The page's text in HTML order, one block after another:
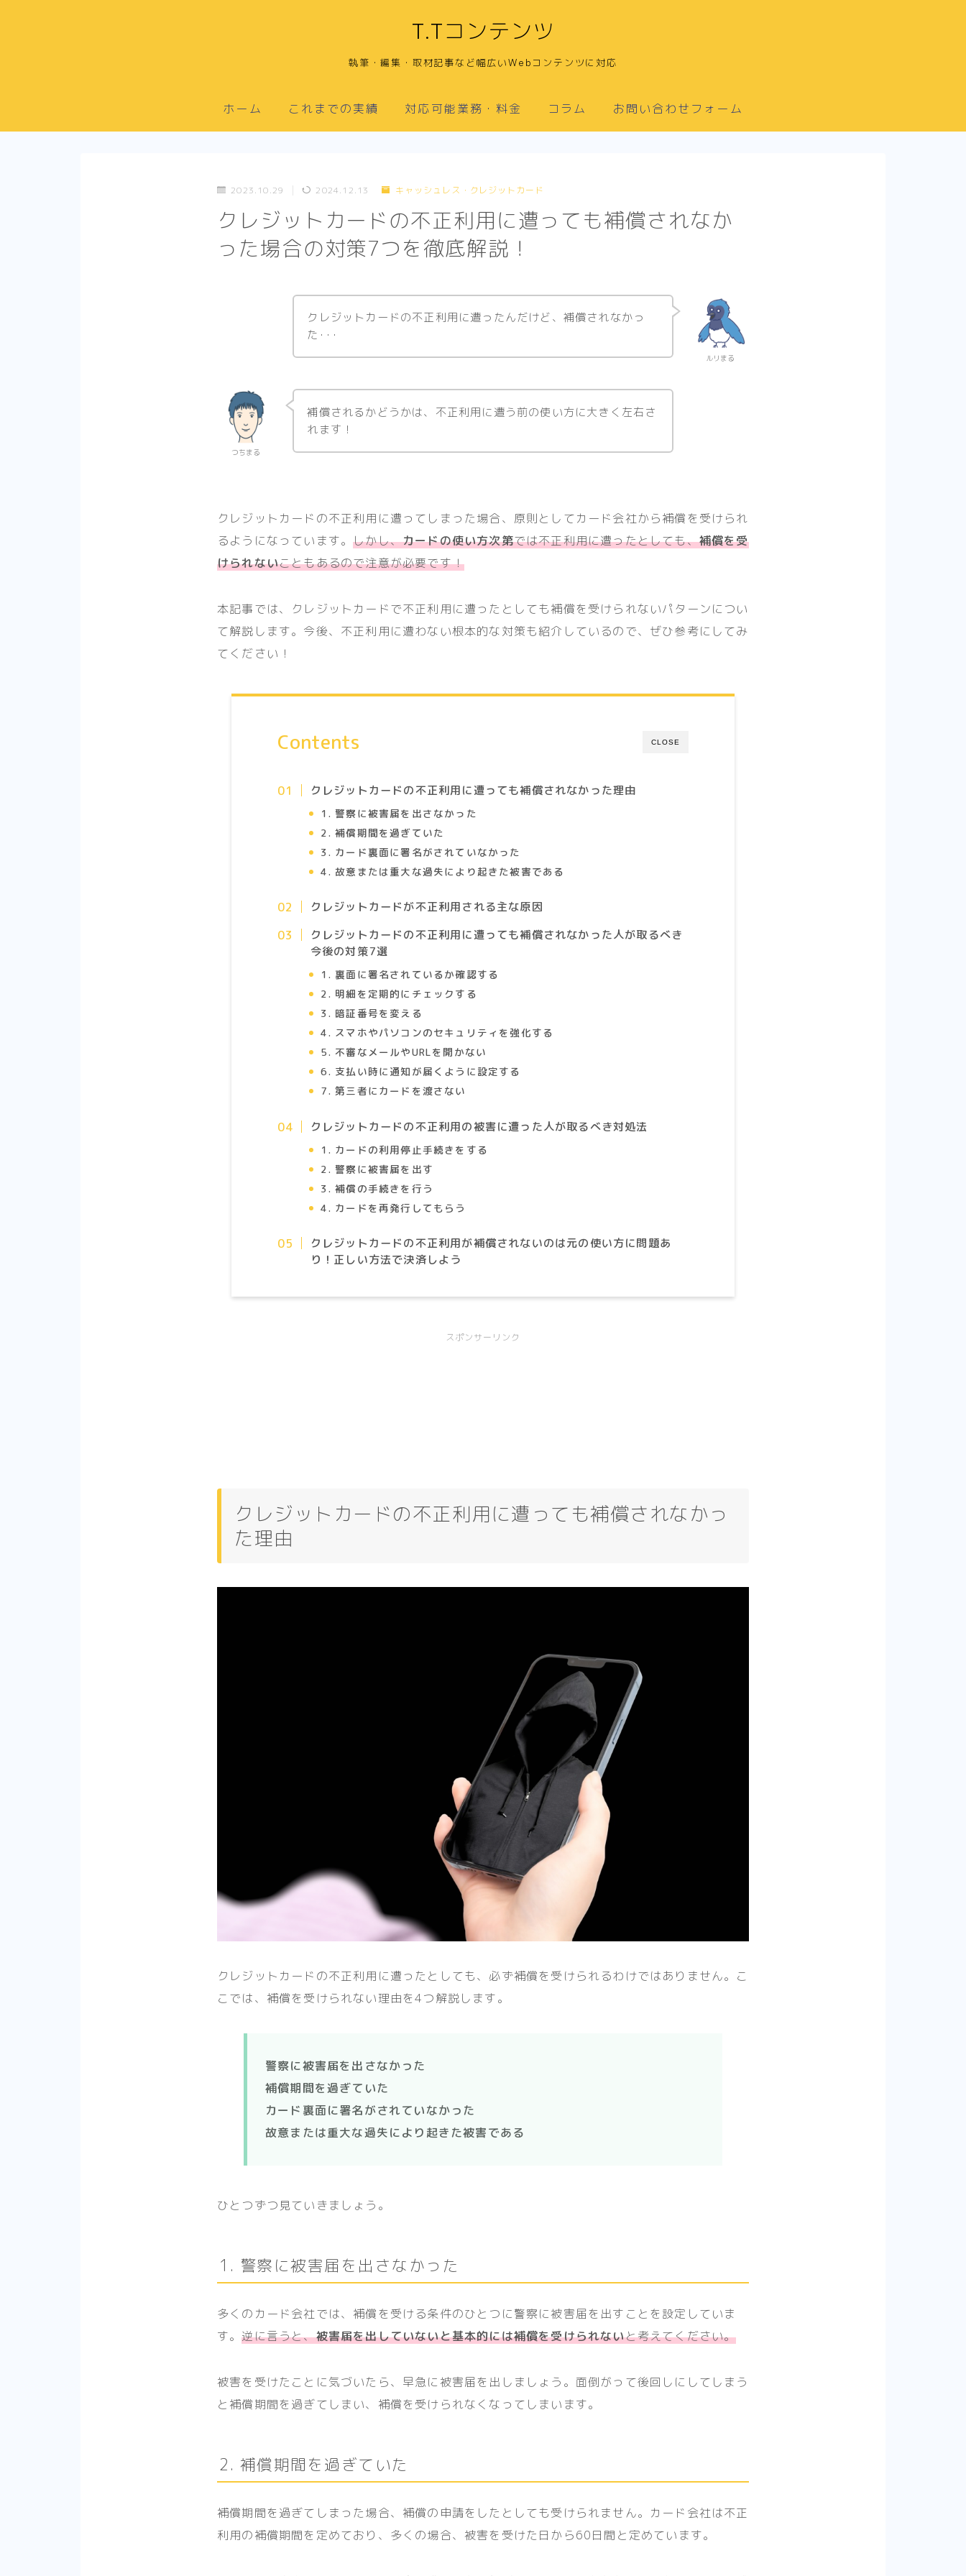
T.Tコンテンツ
執筆・編集・取材記事など幅広いWebコンテンツに対応
ホーム これまでの実績 対応可能業務・料金 コラム お問い合わせフォーム
2023.10.29 2024.12.13 キャッシュレス・クレジットカード
クレジットカードの不正利用に遭っても補償されなか
った場合の対策7つを徹底解説！
ルリまる
クレジットカードの不正利用に遭ったんだけど、補償されなかっ
た･･･
つちまる
補償されるかどうかは、不正利用に遭う前の使い方に大きく左右さ
れます！
クレジットカードの不正利用に遭ってしまった場合、原則としてカード会社から補償を受けられ
るようになっています。しかし、カードの使い方次第では不正利用に遭ったとしても、補償を受
けられないこともあるので注意が必要です！
本記事では、クレジットカードで不正利用に遭ったとしても補償を受けられないパターンについ
て解説します。今後、不正利用に遭わない根本的な対策も紹介しているので、ぜひ参考にしてみ
てください！
CLOSE
Contents
クレジットカードの不正利用に遭っても補償されなかった理由
1. 警察に被害届を出さなかった
2. 補償期間を過ぎていた
3. カード裏面に署名がされていなかった
4. 故意または重大な過失により起きた被害である
クレジットカードが不正利用される主な原因
クレジットカードの不正利用に遭っても補償されなかった人が取るべき
今後の対策7選
1. 裏面に署名されているか確認する
2. 明細を定期的にチェックする
3. 暗証番号を変える
4. スマホやパソコンのセキュリティを強化する
5. 不審なメールやURLを開かない
6. 支払い時に通知が届くように設定する
7. 第三者にカードを渡さない
クレジットカードの不正利用の被害に遭った人が取るべき対処法
1. カードの利用停止手続きをする
2. 警察に被害届を出す
3. 補償の手続きを行う
4. カードを再発行してもらう
クレジットカードの不正利用が補償されないのは元の使い方に問題あ
り！正しい方法で決済しよう
スポンサーリンク
クレジットカードの不正利用に遭っても補償されなかっ
た理由
クレジットカードの不正利用に遭ったとしても、必ず補償を受けられるわけではありません。こ
こでは、補償を受けられない理由を4つ解説します。
警察に被害届を出さなかった
補償期間を過ぎていた
カード裏面に署名がされていなかった
故意または重大な過失により起きた被害である
ひとつずつ見ていきましょう。
1. 警察に被害届を出さなかった
多くのカード会社では、補償を受ける条件のひとつに警察に被害届を出すことを設定していま
す。逆に言うと、被害届を出していないと基本的には補償を受けられないと考えてください。
被害を受けたことに気づいたら、早急に被害届を出しましょう。面倒がって後回しにしてしまう
と補償期間を過ぎてしまい、補償を受けられなくなってしまいます。
2. 補償期間を過ぎていた
補償期間を過ぎてしまった場合、補償の申請をしたとしても受けられません。カード会社は不正
利用の補償期間を定めており、多くの場合、被害を受けた日から60日間と定めています。